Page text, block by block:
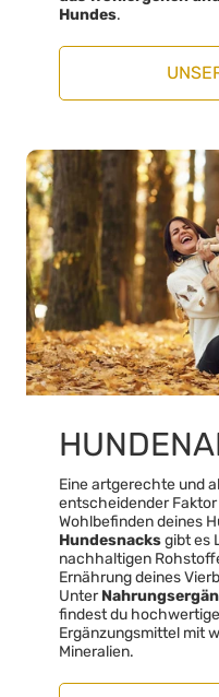
Hundes.
Eine artgerechte und
entscheidender
Wohlbefinden deines
Hundesnacksgibt es
nachhaltigen
Ernährung deines
Unter
findest du
Ergänzungsmittel mit
Mineralien.
4,7Rating 1.171
Reto S
Verifizierter